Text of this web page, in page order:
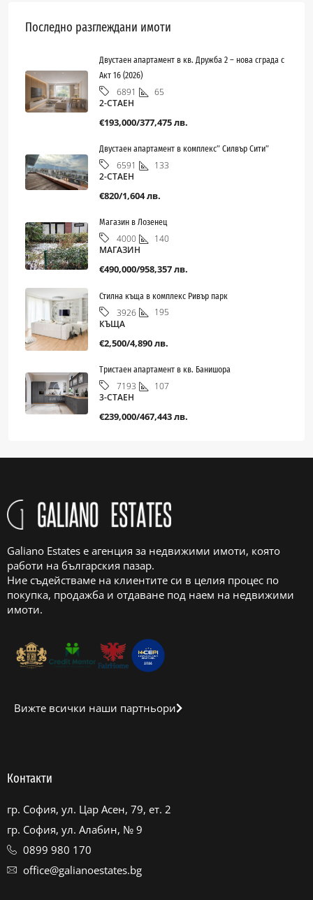
Последно разглеждани имоти
Двустаен апартамент в кв. Дружба 2 – нова сграда с
Акт 16 (2026)
6891
65
2-СТАЕН
€193,000/377,475 лв.
Двустаен апартамент в комплекс” Силвър Сити”
6591
133
2-СТАЕН
€820/1,604 лв.
Магазин в Лозенец
4000
140
МАГАЗИН
€490,000/958,357 лв.
Стилна къща в комплекс Ривър парк
3926
195
КЪЩА
€2,500/4,890 лв.
Тристаен апартамент в кв. Банишора
7193
107
3-СТАЕН
€239,000/467,443 лв.
Galiano Estates е агенция за недвижими имоти, която
работи на българския пазар.
Ние съдействаме на клиентите си в целия процес по
покупка, продажба и отдаване под наем на недвижими
имоти.
Вижте всички наши партньори
Контакти
гр. София, ул. Цар Асен, 79, ет. 2
гр. София, ул. Алабин, № 9
0899 980 170
office@galianoestates.bg